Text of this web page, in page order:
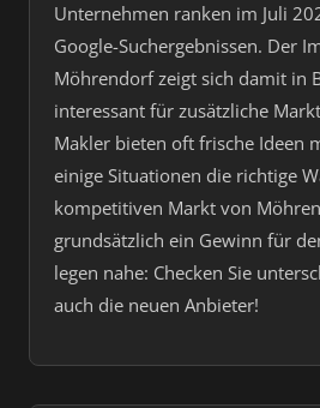
Unternehmen ranken im Juli
Google-Suchergebnissen. Der
Möhrendorf zeigt sich damit in
interessant für zusätzliche
Makler bieten oft frische Ideen
einige Situationen die richtige
kompetitiven Markt von
grundsätzlich ein Gewinn für
legen nahe: Checken Sie
auch die neuen Anbieter!